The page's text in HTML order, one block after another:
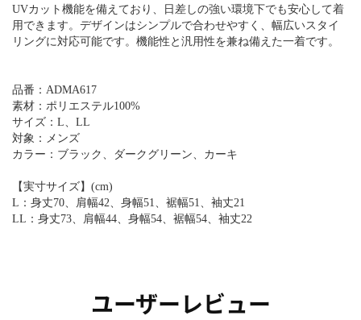
UVカット機能を備えており、日差しの強い環境下でも安心して着
用できます。デザインはシンプルで合わせやすく、幅広いスタイ
リングに対応可能です。機能性と汎用性を兼ね備えた一着です。
品番：ADMA617
素材：ポリエステル100%
サイズ：L、LL
対象：メンズ
カラー：ブラック、ダークグリーン、カーキ
【実寸サイズ】(cm)
L：身丈70、肩幅42、身幅51、裾幅51、袖丈21
LL：身丈73、肩幅44、身幅54、裾幅54、袖丈22
ユーザーレビュー